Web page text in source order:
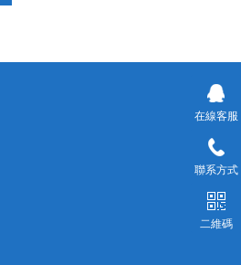
在線客服
聯系方式
二維碼